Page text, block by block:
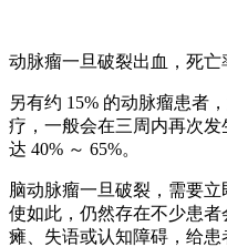
动脉瘤一旦破裂出血，死亡
另有约 15% 的动脉瘤患者
疗，一般会在三周内再次
达 40% ～ 65%。
脑动脉瘤一旦破裂，需要
使如此，仍然存在不少患
瘫、失语或认知障碍，给